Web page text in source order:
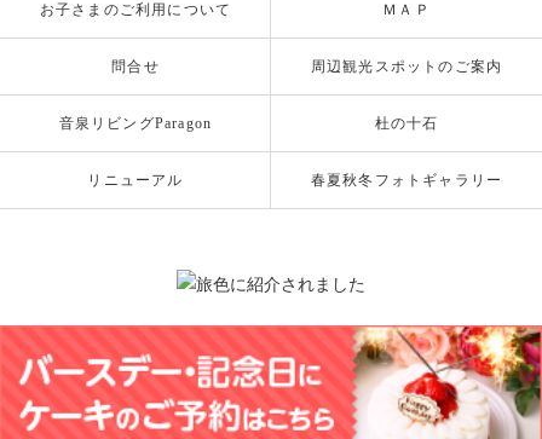
お子さまのご利用について ＭＡＰ
問合せ 周辺観光スポットのご案内
音泉リビングParagon 杜の十石
リニューアル 春夏秋冬フォトギャラリー